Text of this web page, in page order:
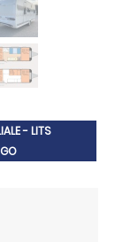
- LITS